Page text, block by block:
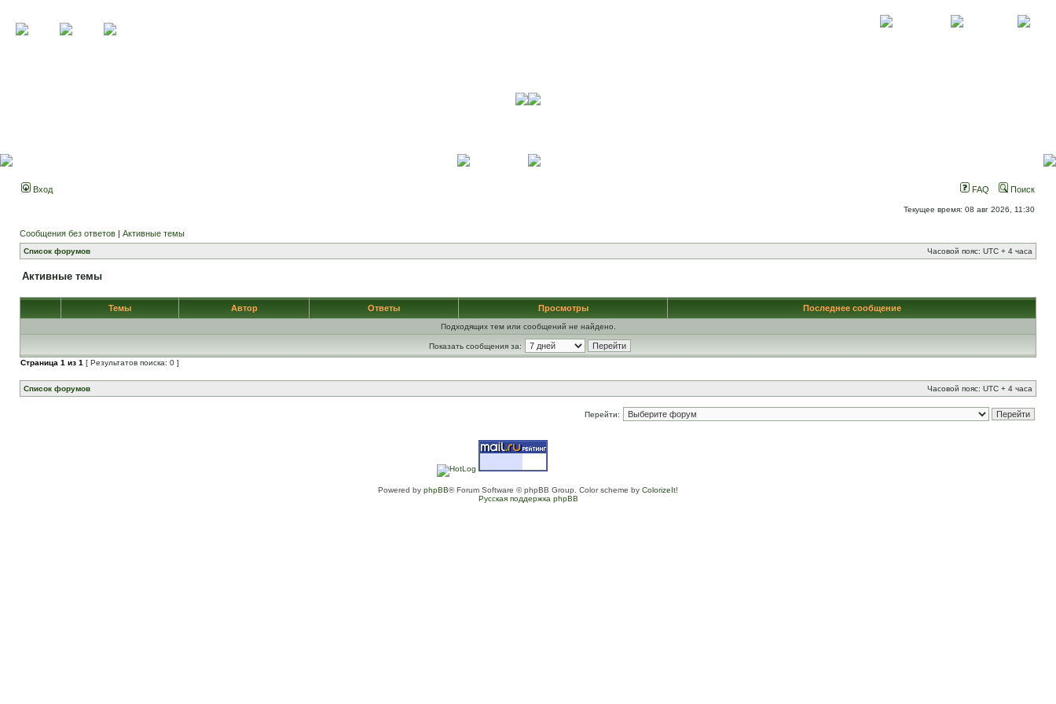
Вход FAQ Поиск
Текущее время: 08 авг 2026, 11:30
Сообщения без ответов | Активные темы
Список форумов Часовой пояс: UTC + 4 часа
Активные темы
Темы Автор Ответы Просмотры Последнее сообщение
Подходящих тем или сообщений не найдено.
Показать сообщения за:
Страница 1 из 1 [ Результатов поиска: 0 ]
Список форумов Часовой пояс: UTC + 4 часа
Перейти:
Powered by phpBB® Forum Software © phpBB Group. Color scheme by ColorizeIt!
Русская поддержка phpBB